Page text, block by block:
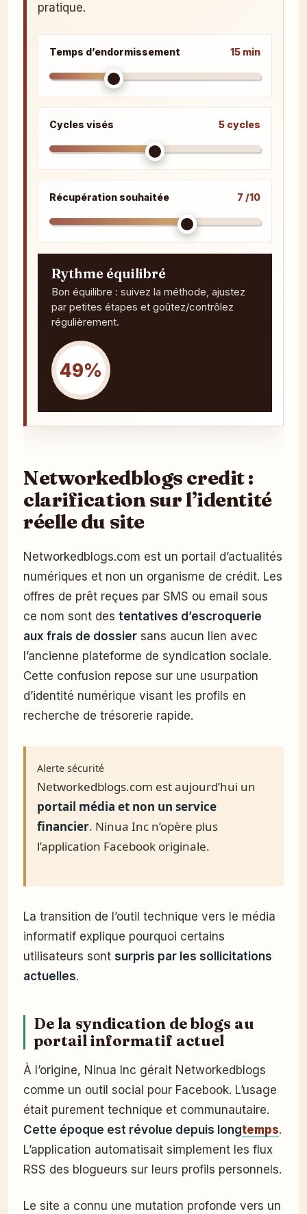
pratique.
Temps d’endormissement 15 min
Cycles visés 5 cycles
Récupération souhaitée 7 /10
Rythme équilibré
Bon équilibre : suivez la méthode, ajustez
par petites étapes et goûtez/contrôlez
régulièrement.
49%
Networkedblogs credit :
clarification sur l’identité
réelle du site
Networkedblogs.com est un portail d’actualités
numériques et non un organisme de crédit. Les
offres de prêt reçues par SMS ou email sous
ce nom sont des tentatives d’escroquerie
aux frais de dossier sans aucun lien avec
l’ancienne plateforme de syndication sociale.
Cette confusion repose sur une usurpation
d’identité numérique visant les profils en
recherche de trésorerie rapide.
Alerte sécurité
Networkedblogs.com est aujourd’hui un
portail média et non un service
financier. Ninua Inc n’opère plus
l’application Facebook originale.
La transition de l’outil technique vers le média
informatif explique pourquoi certains
utilisateurs sont surpris par les sollicitations
actuelles.
De la syndication de blogs au
portail informatif actuel
À l’origine, Ninua Inc gérait Networkedblogs
comme un outil social pour Facebook. L’usage
était purement technique et communautaire.
Cette époque est révolue depuis longtemps.
L’application automatisait simplement les flux
RSS des blogueurs sur leurs profils personnels.
Le site a connu une mutation profonde vers un